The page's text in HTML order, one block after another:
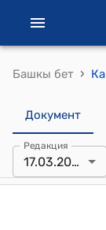
Башкы бет ›
Документ
Редакция
17.03.2015